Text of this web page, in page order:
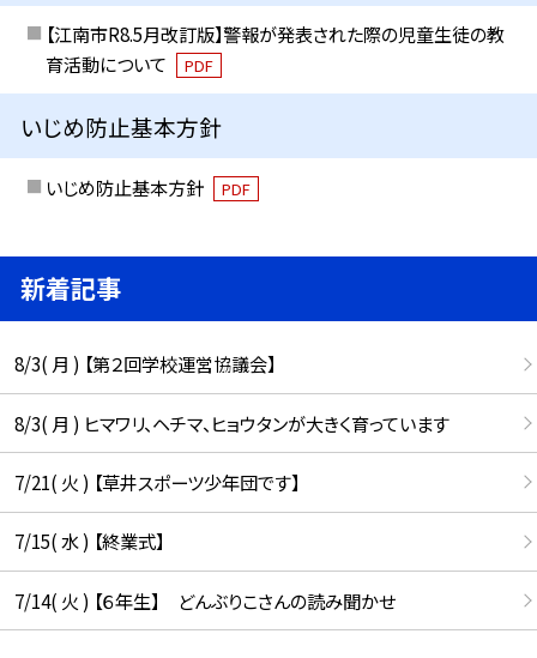
【江南市R8.5月改訂版】警報が発表された際の児童生徒の教
育活動について
PDF
いじめ防止基本方針
いじめ防止基本方針 PDF
新着記事
8/3( 月 ) 【第２回学校運営協議会】
8/3( 月 ) ヒマワリ、ヘチマ、ヒョウタンが大きく育っています
7/21( 火 ) 【草井スポーツ少年団です】
7/15( 水 ) 【終業式】
7/14( 火 ) 【６年生】 どんぶりこさんの読み聞かせ